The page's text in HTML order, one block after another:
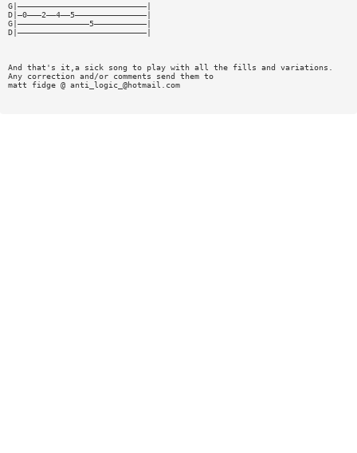
G|———————————————————————————|
D|—0———2——4——5———————————————|
G|———————————————5———————————|
D|———————————————————————————|
And that's it,a sick song to play with all the fills and variations.
Any correction and/or comments send them to
matt fidge @ anti_logic_@hotmail.com